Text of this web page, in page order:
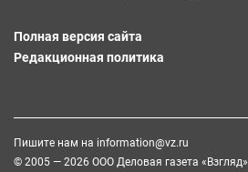
Полная версия сайта
Редакционная политика
Пишите нам на information@vz.ru
© 2005 — 2026 ООО Деловая газета «Взгляд»